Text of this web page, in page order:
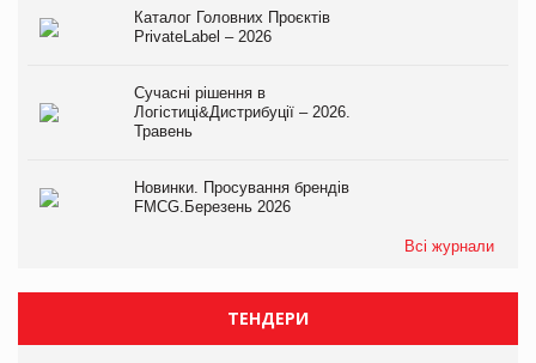
Каталог Головних Проєктів
PrivateLabel – 2026
Сучасні рішення в
Логістиці&Дистрибуції – 2026.
Травень
Новинки. Просування брендів
FMCG.Березень 2026
Всі журнали
ТЕНДЕРИ